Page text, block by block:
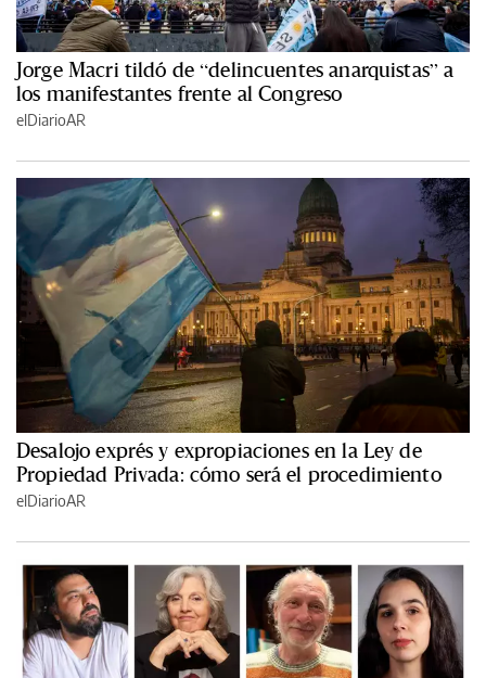
Jorge Macri tildó de “delincuentes anarquistas” a
los manifestantes frente al Congreso
elDiarioAR
Desalojo exprés y expropiaciones en la Ley de
Propiedad Privada: cómo será el procedimiento
elDiarioAR